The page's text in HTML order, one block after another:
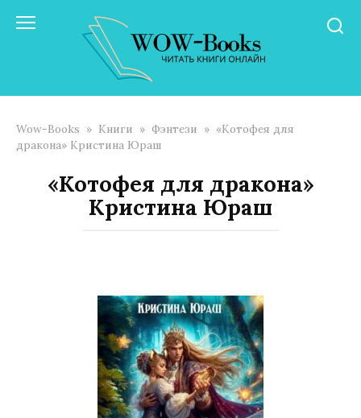
Wow-Books » Книги » Фэнтези » «Котофея для
дракона» Кристина Юраш
«Котофея для дракона»
Кристина Юраш